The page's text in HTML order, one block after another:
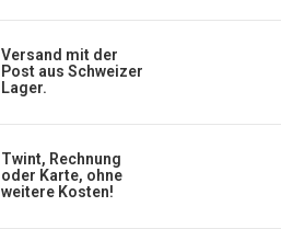
Versand mit der
Post aus Schweizer
Lager.
Twint, Rechnung
oder Karte, ohne
weitere Kosten!